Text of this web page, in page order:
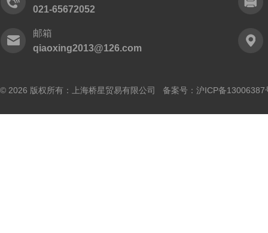
021-65672052
邮箱
qiaoxing2013@126.com
© 2026 版权所有：上海桥星贸易有限公司 备案号： 沪ICP备13006387